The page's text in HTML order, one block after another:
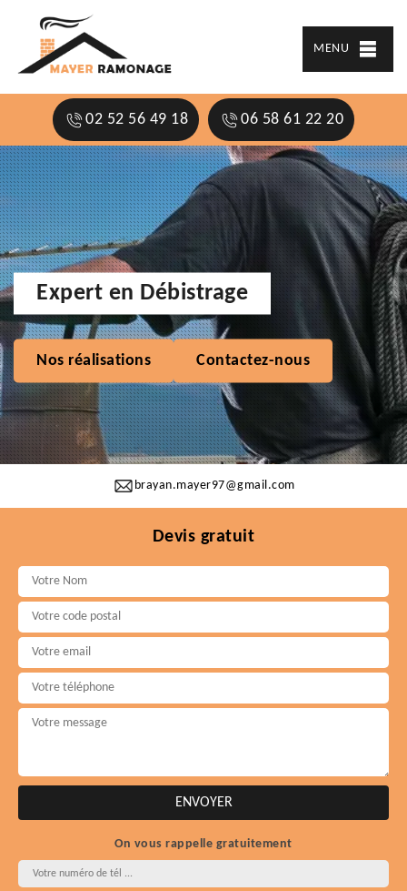
MENU
02 52 56 49 18 06 58 61 22 20
brayan.mayer97@gmail.com
Expert en Débistrage
Nos réalisations Contactez-nous
Devis gratuit
On vous rappelle gratuitement